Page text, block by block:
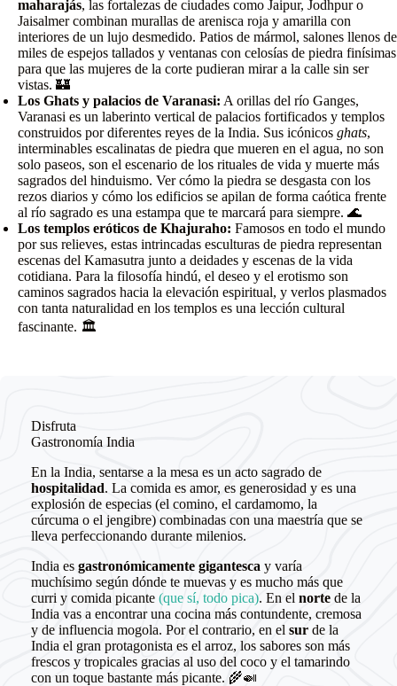
maharajás, las fortalezas de ciudades como Jaipur, Jodhpur o
Jaisalmer combinan murallas de arenisca roja y amarilla con
interiores de un lujo desmedido. Patios de mármol, salones llenos de
miles de espejos tallados y ventanas con celosías de piedra finísimas
para que las mujeres de la corte pudieran mirar a la calle sin ser
vistas. 🏰
Los Ghats y palacios de Varanasi: A orillas del río Ganges,
Varanasi es un laberinto vertical de palacios fortificados y templos
construidos por diferentes reyes de la India. Sus icónicos ghats,
interminables escalinatas de piedra que mueren en el agua, no son
solo paseos, son el escenario de los rituales de vida y muerte más
sagrados del hinduismo. Ver cómo la piedra se desgasta con los
rezos diarios y cómo los edificios se apilan de forma caótica frente
al río sagrado es una estampa que te marcará para siempre. 🌊
Los templos eróticos de Khajuraho: Famosos en todo el mundo
por sus relieves, estas intrincadas esculturas de piedra representan
escenas del Kamasutra junto a deidades y escenas de la vida
cotidiana. Para la filosofía hindú, el deseo y el erotismo son
caminos sagrados hacia la elevación espiritual, y verlos plasmados
con tanta naturalidad en los templos es una lección cultural
fascinante. 🏛️
Disfruta
Gastronomía India
En la India, sentarse a la mesa es un acto sagrado de
hospitalidad. La comida es amor, es generosidad y es una
explosión de especias (el comino, el cardamomo, la
cúrcuma o el jengibre) combinadas con una maestría que se
lleva perfeccionando durante milenios.
India es gastronómicamente gigantesca y varía
muchísimo según dónde te muevas y es mucho más que
curri y comida picante (que sí, todo pica). En el norte de la
India vas a encontrar una cocina más contundente, cremosa
y de influencia mogola. Por el contrario, en el sur de la
India el gran protagonista es el arroz, los sabores son más
frescos y tropicales gracias al uso del coco y el tamarindo
con un toque bastante más picante. 🌾🍛